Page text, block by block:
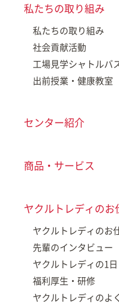
私たちの取り組み
私たちの取り組み
社会貢献活動
工場見学シャトルバ
出前授業・健康教室
センター紹介
商品・サービス
ヤクルトレディのお
ヤクルトレディのお
先輩のインタビュー
ヤクルトレディの1日
福利厚生・研修
ヤクルトレディのよ